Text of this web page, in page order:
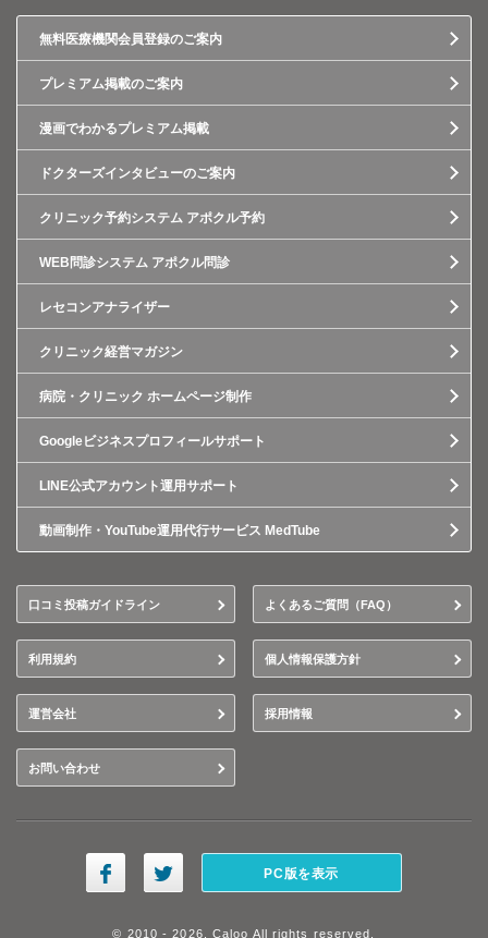
無料医療機関会員登録のご案内
プレミアム掲載のご案内
漫画でわかるプレミアム掲載
ドクターズインタビューのご案内
クリニック予約システム アポクル予約
WEB問診システム アポクル問診
レセコンアナライザー
クリニック経営マガジン
病院・クリニック ホームページ制作
Googleビジネスプロフィールサポート
LINE公式アカウント運用サポート
動画制作・YouTube運用代行サービス MedTube
口コミ投稿ガイドライン よくあるご質問（FAQ）
利用規約 個人情報保護方針
運営会社 採用情報
お問い合わせ
PC版を表示
© 2010 - 2026, Caloo All rights reserved.